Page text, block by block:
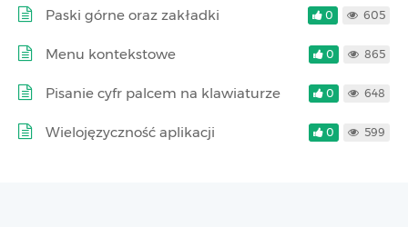
Paski górne oraz zakładki 0 605
Menu kontekstowe 0 865
Pisanie cyfr palcem na klawiaturze 0 648
Wielojęzyczność aplikacji 0 599